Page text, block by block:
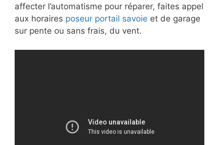
affecter l’automatisme pour réparer, faites appel
aux horaires poseur portail savoie et de garage
sur pente ou sans frais, du vent.